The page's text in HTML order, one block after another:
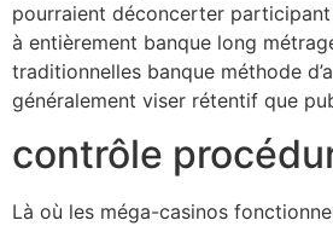
pourraient déconcerter
à entièrement banque long
traditionnelles banque méthode
généralement viser rétentif que
contrôle
Là où les méga-casinos